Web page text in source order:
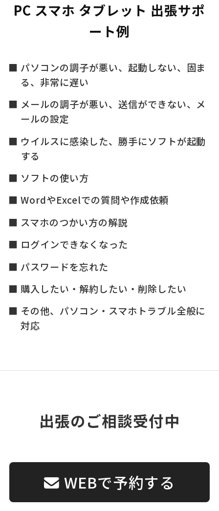
PC スマホ タブレット 出張サポ
ート例
パソコンの調子が悪い、起動しない、固ま
る、非常に遅い
メールの調子が悪い、送信ができない、メ
ールの設定
ウイルスに感染した、勝手にソフトが起動
する
ソフトの使い方
WordやExcelでの質問や作成依頼
スマホのつかい方の解説
ログインできなくなった
パスワードを忘れた
購入したい・解約したい・削除したい
その他、パソコン・スマホトラブル全般に
対応
出張のご相談受付中
WEBで予約する